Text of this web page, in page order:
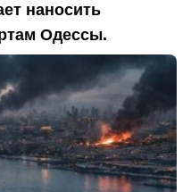
наносить
Одессы.